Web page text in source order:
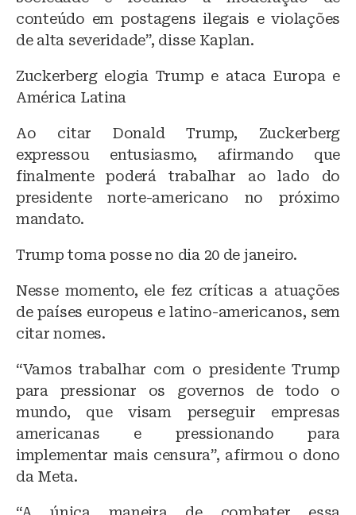
conteúdo em postagens ilegais e violações
de alta severidade”, disse Kaplan.
Zuckerberg elogia Trump e ataca Europa e
América Latina
Ao citar Donald Trump, Zuckerberg
expressou entusiasmo, afirmando que
finalmente poderá trabalhar ao lado do
presidente norte-americano no próximo
mandato.
Trump toma posse no dia 20 de janeiro.
Nesse momento, ele fez críticas a atuações
de países europeus e latino-americanos, sem
citar nomes.
“Vamos trabalhar com o presidente Trump
para pressionar os governos de todo o
mundo, que visam perseguir empresas
americanas e pressionando para
implementar mais censura”, afirmou o dono
da Meta.